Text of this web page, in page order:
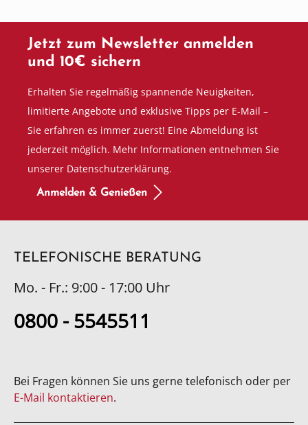
Jetzt zum Newsletter anmelden
und 10€ sichern
Erhalten Sie regelmäßig spannende Neuigkeiten,
limitierte Angebote und exklusive Tipps per E-Mail –
Sie erfahren es immer zuerst! Eine Abmeldung ist
jederzeit möglich. Mehr Informationen entnehmen Sie
unserer Datenschutzerklärung.
Anmelden & Genießen
TELEFONISCHE BERATUNG
Mo. - Fr.: 9:00 - 17:00 Uhr
0800 - 5545511
Bei Fragen können Sie uns gerne telefonisch oder per
E-Mail kontaktieren.